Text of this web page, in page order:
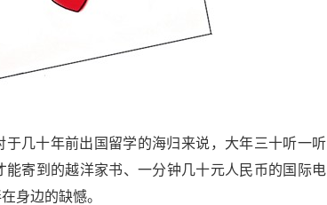
几十年前出国留学的海归来说，大年三十听一听
寄到的越洋家书、一分钟几十元人民币的国际电
身边的缺憾。